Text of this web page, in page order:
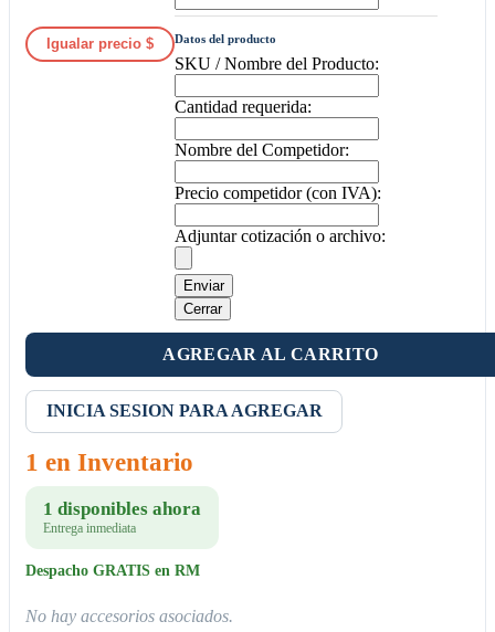
Igualar precio $ Datos del producto
SKU / Nombre del Producto:
Cantidad requerida:
Nombre del Competidor:
Precio competidor (con IVA):
Adjuntar cotización o archivo:
Enviar
Cerrar
AGREGAR AL CARRITO
INICIA SESION PARA AGREGAR
1 en Inventario
1 disponibles ahora
Entrega inmediata
Despacho GRATIS en RM
No hay accesorios asociados.